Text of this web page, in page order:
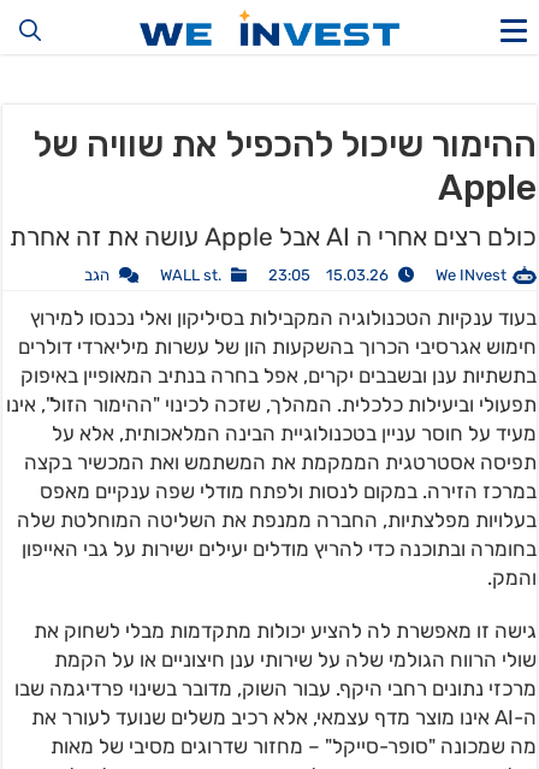
ההימור שיכול להכפיל את שוויה של
Apple
כולם רצים אחרי ה AI אבל Apple עושה את זה אחרת
We INvest
15.03.26 23:05
.WALL st הגב
בעוד ענקיות הטכנולוגיה המקבילות בסיליקון ואלי נכנסו למירוץ
חימוש אגרסיבי הכרוך בהשקעות הון של עשרות מיליארדי דולרים
בתשתיות ענן ובשבבים יקרים, אפל בחרה בנתיב המאופיין באיפוק
תפעולי וביעילות כלכלית. המהלך, שזכה לכינוי "ההימור הזול", אינו
מעיד על חוסר עניין בטכנולוגיית הבינה המלאכותית, אלא על
תפיסה אסטרטגית הממקמת את המשתמש ואת המכשיר בקצה
במרכז הזירה. במקום לנסות ולפתח מודלי שפה ענקיים מאפס
בעלויות מפלצתיות, החברה ממנפת את השליטה המוחלטת שלה
בחומרה ובתוכנה כדי להריץ מודלים יעילים ישירות על גבי האייפון
והמק.
גישה זו מאפשרת לה להציע יכולות מתקדמות מבלי לשחוק את
שולי הרווח הגולמי שלה על שירותי ענן חיצוניים או על הקמת
מרכזי נתונים רחבי היקף. עבור השוק, מדובר בשינוי פרדיגמה שבו
ה-AI אינו מוצר מדף עצמאי, אלא רכיב משלים שנועד לעורר את
מה שמכונה "סופר-סייקל" – מחזור שדרוגים מסיבי של מאות